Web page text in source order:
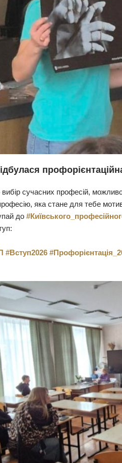
сучасних професій,
яка стане для тебе
до
#Вступ2026